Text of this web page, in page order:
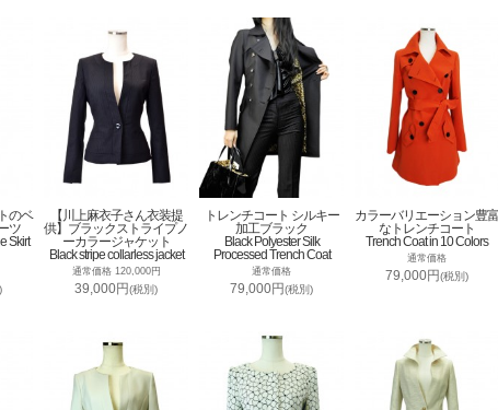
のベ
ツ
Skirt
【川上麻衣子さん衣装提
供】ブラックストライプノ
ーカラージャケット
Black stripe collarless jacket
通常価格 120,000円
39,000円(税別)
トレンチコート シルキー
加工ブラック
Black Polyester Silk
Processed Trench Coat
通常価格
79,000円(税別)
カラーバリエーション豊富
なトレンチコート
Trench Coat in 10 Colors
通常価格
79,000円(税別)